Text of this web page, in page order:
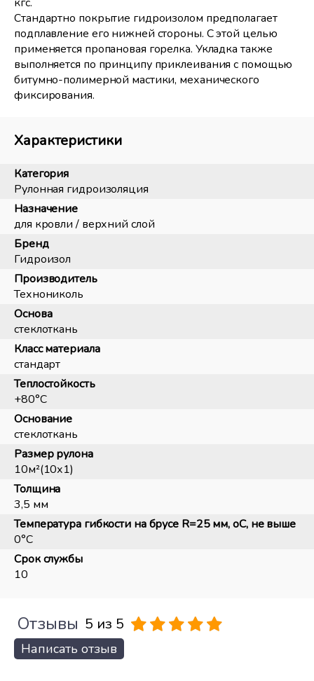
Стандартно покрытие гидроизолом предполагает
подплавление его нижней стороны. С этой целью
применяется пропановая горелка. Укладка также
выполняется по принципу приклеивания с помощью
битумно-полимерной мастики, механического
фиксирования.
Характеристики
Категория
Рулонная гидроизоляция
Назначение
для кровли / верхний слой
Бренд
Гидроизол
Производитель
Технониколь
Основа
стеклоткань
Класс материала
стандарт
Теплостойкость
+80°С
Основание
стеклоткань
Размер рулона
10м²(10х1)
Толщина
3,5 мм
Температура гибкости на брусе R=25 мм, оС, не выше
0°С
Срок службы
10
Отзывы 5 из 5
Написать отзыв